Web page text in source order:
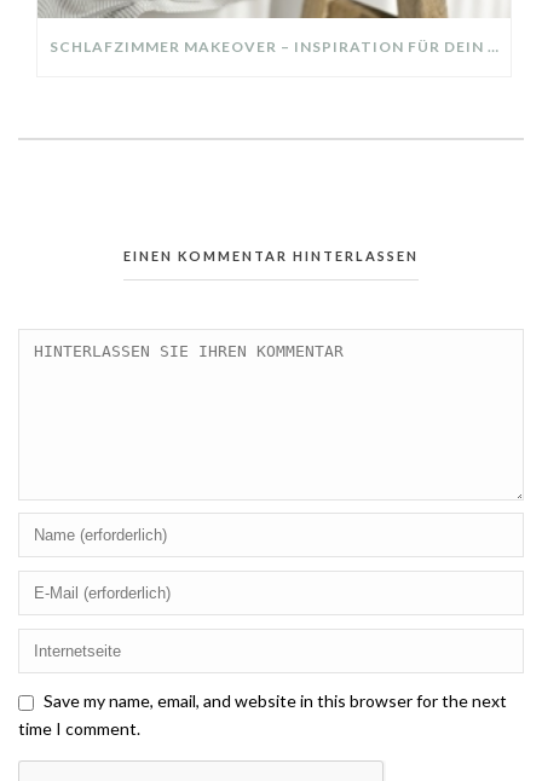
SCHLAFZIMMER MAKEOVER – INSPIRATION FÜR DEIN SCHLAFZIMMER: AUS ALT MACH NEU – HELL, GEMÜTLICH UND EINLADEND
EINEN KOMMENTAR HINTERLASSEN
Save my name, email, and website in this browser for the next
time I comment.